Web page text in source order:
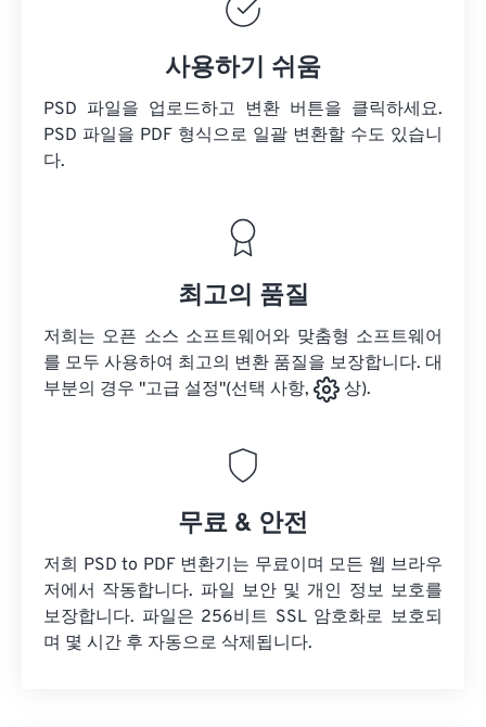
사용하기 쉬움
PSD 파일을 업로드하고 변환 버튼을 클릭하세요.
PSD 파일을 PDF 형식으로 일괄 변환할 수도 있습니
다.
최고의 품질
저희는 오픈 소스 소프트웨어와 맞춤형 소프트웨어
를 모두 사용하여 최고의 변환 품질을 보장합니다. 대
부분의 경우 "고급 설정"(선택 사항,
상).
무료 & 안전
저희 PSD to PDF 변환기는 무료이며 모든 웹 브라우
저에서 작동합니다. 파일 보안 및 개인 정보 보호를
보장합니다. 파일은 256비트 SSL 암호화로 보호되
며 몇 시간 후 자동으로 삭제됩니다.